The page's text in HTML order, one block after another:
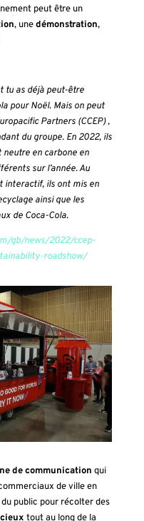
peut être un
, unedémonstration,
tu as déjà peut-être
pour Noël. Mais on peut
Partners (CCEP) ,
du groupe. En 2022, ils
en carbone en
sur l’année. Au
interactif, ils ont mis en
ainsi que les
de Coca-Cola.
gb/news/2022/ccep-
roadshow/
de communication qui
de ville en
public pour récolter des
tout au long de la